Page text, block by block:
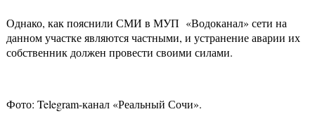
Однако, как пояснили СМИ в МУП «Водоканал» сети на
данном участке являются частными, и устранение аварии их
собственник должен провести своими силами.
Фото: Telegram-канал «Реальный Сочи».